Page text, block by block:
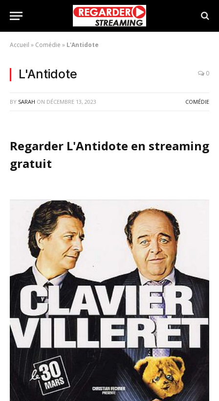
Accueil » Comédie » L'Antidote
L'Antidote 0
BY SARAH ON DÉCEMBRE 13, 2023 COMÉDIE
Regarder L'Antidote en streaming
gratuit